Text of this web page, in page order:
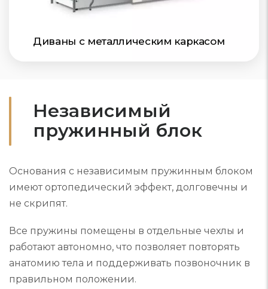
Диваны с металлическим каркасом
Независимый
пружинный блок
Основания с независимым пружинным блоком
имеют ортопедический эффект, долговечны и
не скрипят.
Все пружины помещены в отдельные чехлы и
работают автономно, что позволяет повторять
анатомию тела и поддерживать позвоночник в
правильном положении.